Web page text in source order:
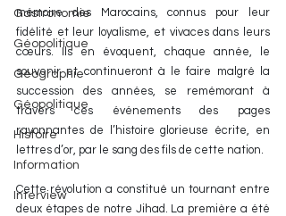
Gastronomie
Géopolitique
Géographie
Géopolitique
Histoire
Information
Interview
mémoire des Marocains, connus pour leur
fidélité et leur loyalisme, et vivaces dans leurs
cœurs. Ils en évoquent, chaque année, le
souvenir et continueront à le faire malgré la
succession des années, se remémorant à
travers ces événements des pages
rayonnantes de l’histoire glorieuse écrite, en
lettres d’or, par le sang des fils de cette nation.
Cette révolution a constitué un tournant entre
deux étapes de notre Jihad. La première a été